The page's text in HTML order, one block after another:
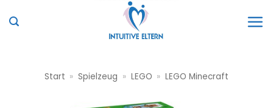
Inhalt
Start » Spielzeug » LEGO » LEGO Minecraft